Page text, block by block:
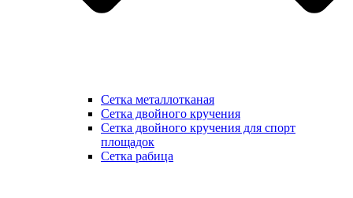
Сетка металлотканая
Сетка двойного кручения
Сетка двойного кручения для спорт
площадок
Сетка рабица